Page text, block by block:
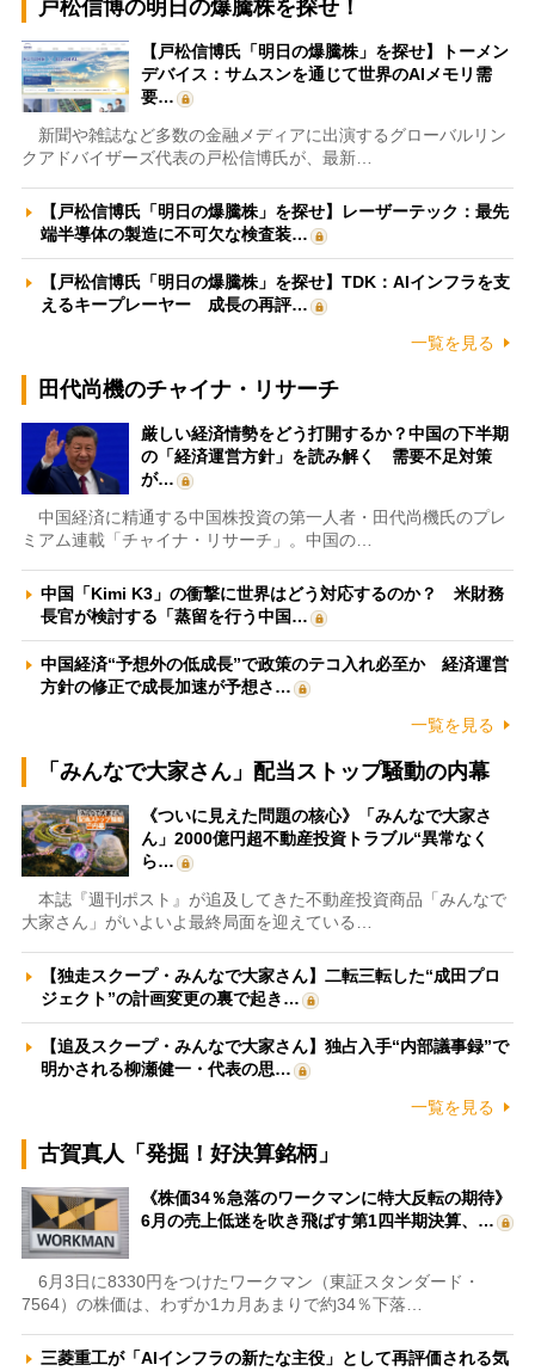
戸松信博の明日の爆騰株を探せ！
【戸松信博氏「明日の爆騰株」を探せ】トーメン
デバイス：サムスンを通じて世界のAIメモリ需
要…
新聞や雑誌など多数の金融メディアに出演するグローバルリン
クアドバイザーズ代表の戸松信博氏が、最新…
【戸松信博氏「明日の爆騰株」を探せ】レーザーテック：最先
端半導体の製造に不可欠な検査装…
【戸松信博氏「明日の爆騰株」を探せ】TDK：AIインフラを支
えるキープレーヤー 成長の再評…
一覧を見る
田代尚機のチャイナ・リサーチ
厳しい経済情勢をどう打開するか？中国の下半期
の「経済運営方針」を読み解く 需要不足対策
が…
中国経済に精通する中国株投資の第一人者・田代尚機氏のプレ
ミアム連載「チャイナ・リサーチ」。中国の…
中国「Kimi K3」の衝撃に世界はどう対応するのか？ 米財務
長官が検討する「蒸留を行う中国…
中国経済“予想外の低成長”で政策のテコ入れ必至か 経済運営
方針の修正で成長加速が予想さ…
一覧を見る
「みんなで大家さん」配当ストップ騒動の内幕
《ついに見えた問題の核心》「みんなで大家さ
ん」2000億円超不動産投資トラブル“異常なく
ら…
本誌『週刊ポスト』が追及してきた不動産投資商品「みんなで
大家さん」がいよいよ最終局面を迎えている…
【独走スクープ・みんなで大家さん】二転三転した“成田プロ
ジェクト”の計画変更の裏で起き…
【追及スクープ・みんなで大家さん】独占入手“内部議事録”で
明かされる柳瀬健一・代表の思…
一覧を見る
古賀真人「発掘！好決算銘柄」
《株価34％急落のワークマンに特大反転の期待》
6月の売上低迷を吹き飛ばす第1四半期決算、…
6月3日に8330円をつけたワークマン（東証スタンダード・
7564）の株価は、わずか1カ月あまりで約34％下落…
三菱重工が「AIインフラの新たな主役」として再評価される気